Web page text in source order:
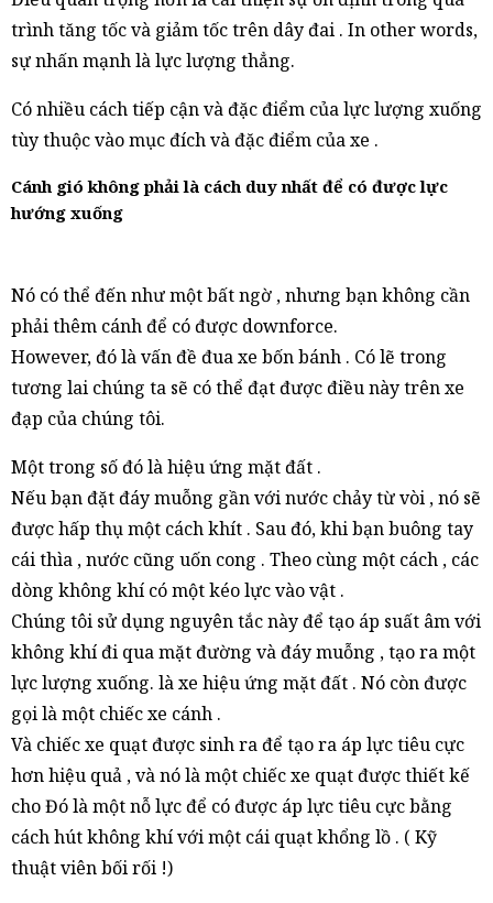
trình tăng tốc và giảm tốc trên dây đai . In other words,
sự nhấn mạnh là lực lượng thẳng.
Có nhiều cách tiếp cận và đặc điểm của lực lượng xuống
tùy thuộc vào mục đích và đặc điểm của xe .
Cánh gió không phải là cách duy nhất để có được lực
hướng xuống
Nó có thể đến như một bất ngờ , nhưng bạn không cần
phải thêm cánh để có được downforce.
However, đó là vấn đề đua xe bốn bánh . Có lẽ trong
tương lai chúng ta sẽ có thể đạt được điều này trên xe
đạp của chúng tôi.
Một trong số đó là hiệu ứng mặt đất .
Nếu bạn đặt đáy muỗng gần với nước chảy từ vòi , nó sẽ
được hấp thụ một cách khít . Sau đó, khi bạn buông tay
cái thìa , nước cũng uốn cong . Theo cùng một cách , các
dòng không khí có một kéo lực vào vật .
Chúng tôi sử dụng nguyên tắc này để tạo áp suất âm với
không khí đi qua mặt đường và đáy muỗng , tạo ra một
lực lượng xuống. là xe hiệu ứng mặt đất . Nó còn được
gọi là một chiếc xe cánh .
Và chiếc xe quạt được sinh ra để tạo ra áp lực tiêu cực
hơn hiệu quả , và nó là một chiếc xe quạt được thiết kế
cho Đó là một nỗ lực để có được áp lực tiêu cực bằng
cách hút không khí với một cái quạt khổng lồ . ( Kỹ
thuật viên bối rối !)